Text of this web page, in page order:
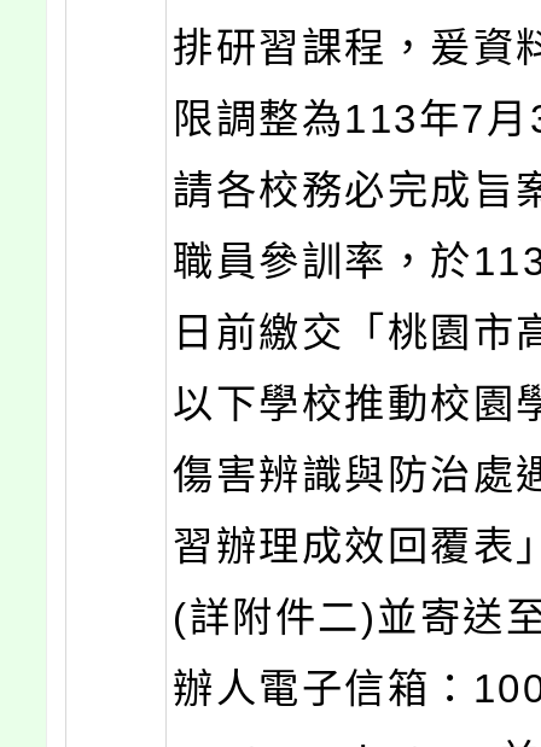
排研習課程，爰資
限調整為113年7
請各校務必完成旨
職員參訓率，於
日前繳交「桃園市
以下學校推動校園
傷害辨識與防治處
習辦理成效回覆表
(詳附件二)並寄送
辦人電子信箱：